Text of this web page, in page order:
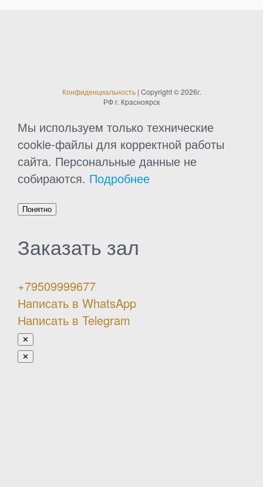
Конфиденциальность| Copyright © 2026г.
РФ г. Красноярск
Мы используем только технические
cookie-файлы для корректной работы
сайта. Персональные данные не
собираются. Подробнее
Понятно
Заказать зал
+79509999677
Написать в WhatsApp
Написать в Telegram
✕
✕